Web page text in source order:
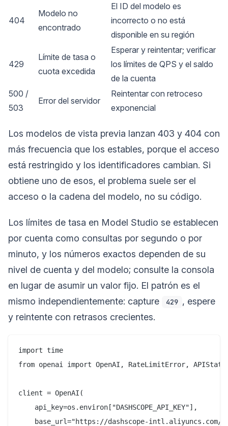
404
Modelo no
encontrado
El ID del modelo es
incorrecto o no está
disponible en su región
429
Límite de tasa o
cuota excedida
Esperar y reintentar; verificar
los límites de QPS y el saldo
de la cuenta
500 /
503
Error del servidor
Reintentar con retroceso
exponencial
Los modelos de vista previa lanzan 403 y 404 con
más frecuencia que los estables, porque el acceso
está restringido y los identificadores cambian. Si
obtiene uno de esos, el problema suele ser el
acceso o la cadena del modelo, no su código.
Los límites de tasa en Model Studio se establecen
por cuenta como consultas por segundo o por
minuto, y los números exactos dependen de su
nivel de cuenta y del modelo; consulte la consola
en lugar de asumir un valor fijo. El patrón es el
mismo independientemente: capture
429 , espere
y reintente con retrasos crecientes.
import time
from openai import OpenAI, RateLimitError,
client = OpenAI(
    api_key=os.environ["DASHSCOPE_API_KEY"],
base_url="https://dashscope-intl.aliyuncs.com/